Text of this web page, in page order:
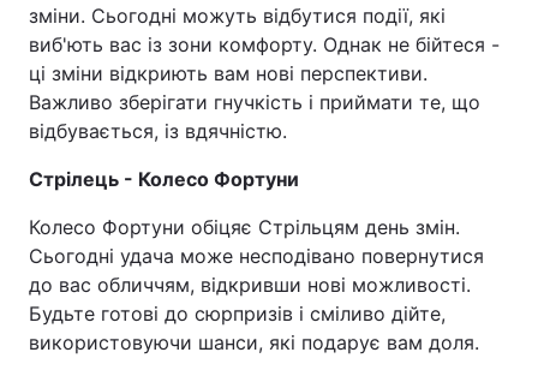
зміни. Сьогодні можуть відбутися події, які
виб'ють вас із зони комфорту. Однак не бійтеся -
ці зміни відкриють вам нові перспективи.
Важливо зберігати гнучкість і приймати те, що
відбувається, із вдячністю.
Стрілець - Колесо Фортуни
Колесо Фортуни обіцяє Стрільцям день змін.
Сьогодні удача може несподівано повернутися
до вас обличчям, відкривши нові можливості.
Будьте готові до сюрпризів і сміливо дійте,
використовуючи шанси, які подарує вам доля.